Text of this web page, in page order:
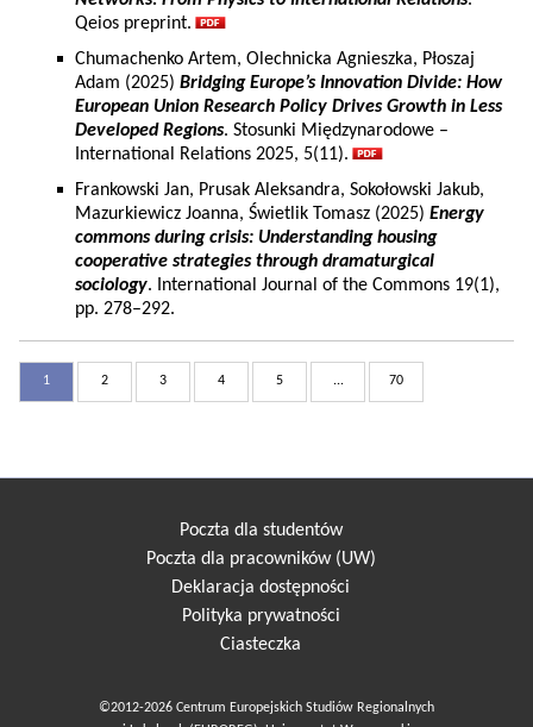
Qeios preprint.
Chumachenko Artem, Olechnicka Agnieszka, Płoszaj
Adam (2025) Bridging Europe’s Innovation Divide: How
European Union Research Policy Drives Growth in Less
Developed Regions. Stosunki Międzynarodowe –
International Relations 2025, 5(11).
Frankowski Jan, Prusak Aleksandra, Sokołowski Jakub,
Mazurkiewicz Joanna, Świetlik Tomasz (2025) Energy
commons during crisis: Understanding housing
cooperative strategies through dramaturgical
sociology. International Journal of the Commons 19(1),
pp. 278–292.
1 2 3 4 5 ... 70
Poczta dla studentów
Poczta dla pracowników (UW)
Deklaracja dostępności
Polityka prywatności
Ciasteczka
©2012-2026 Centrum Europejskich Studiów Regionalnych